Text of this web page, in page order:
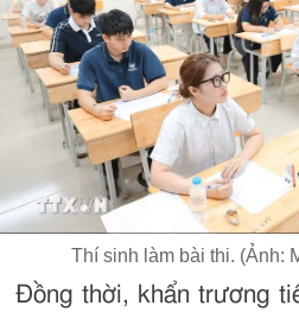
Thí sinh làm bài thi. (Ảnh:
Đồng thời, khẩn trương